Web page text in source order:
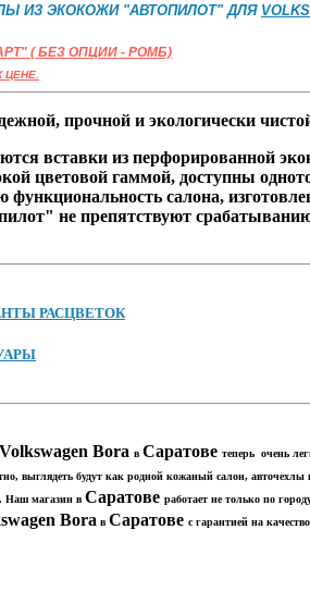
ИЗ ЭКОКОЖИ "АВТОПИЛОТ" ДЛЯ
( БЕЗ ОПЦИИ - РОМБ)
ЦЕНЕ.
прочной и экологически
вставки из перфорированной
цветовой гаммой, доступны
салона,
не препятствуют срабатыванию
РАСЦВЕТОК
Volkswagen Bora в Саратове​ теперь очень
выглядеть будут как родной кожаный салон,
Наш магазин в Саратове​ работает не только по
Bora в Саратове​ с гарантией на